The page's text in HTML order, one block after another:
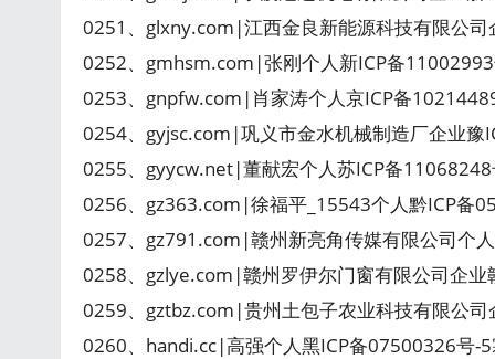
0251、glxny.com|江西金良新能源科技有限公
0252、gmhsm.com|张刚个人新ICP备
0253、gnpfw.com|肖家涛个人京ICP备
0254、gyjsc.com|巩义市金水机械制造厂企业豫
0255、gyycw.net|董献宏个人苏ICP备
0256、gz363.com|徐福平_15543个人黔ICP备
0257、gz791.com|赣州新亮角传媒有限公司个
0258、gzlye.com|赣州罗伊尔门窗有限公司企
0259、gztbz.com|贵州土包子农业科技有限公
0260、handi.cc|高强个人黑ICP备07500326号-